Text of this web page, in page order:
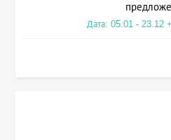
Дата: 05.01 - 23.12